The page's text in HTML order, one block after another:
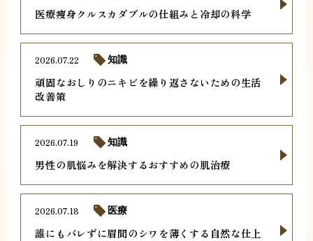
医療痩身クルスカダブルの仕組みと冷却の科学
頑固なおしりのニキビを繰り返さないための生活
改善策
2026.07.22 知識
男性の肌悩みを解決するおすすめの肌治療
2026.07.19 知識
誰にもバレずに眉間のシワを薄くする自然な仕上
2026.07.18 医療